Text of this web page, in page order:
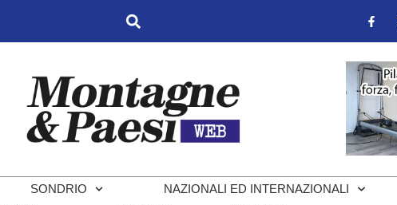
SONDRIO NAZIONALI ED INTERNAZIONALI